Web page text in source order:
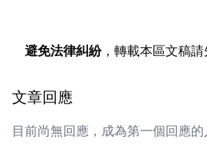
避免法律糾紛，轉載本區文稿請
文章回應
目前尚無回應，成為第一個回應的